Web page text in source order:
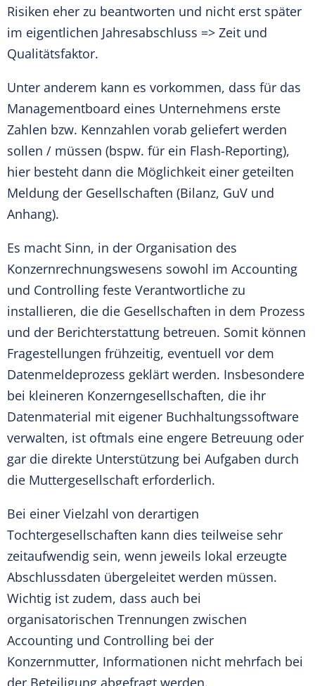
Risiken eher zu beantworten und nicht erst später
im eigentlichen Jahresabschluss => Zeit und
Qualitätsfaktor.
Unter anderem kann es vorkommen, dass für das
Managementboard eines Unternehmens erste
Zahlen bzw. Kennzahlen vorab geliefert werden
sollen / müssen (bspw. für ein Flash-Reporting),
hier besteht dann die Möglichkeit einer geteilten
Meldung der Gesellschaften (Bilanz, GuV und
Anhang).
Es macht Sinn, in der Organisation des
Konzernrechnungswesens sowohl im Accounting
und Controlling feste Verantwortliche zu
installieren, die die Gesellschaften in dem Prozess
und der Berichterstattung betreuen. Somit können
Fragestellungen frühzeitig, eventuell vor dem
Datenmeldeprozess geklärt werden. Insbesondere
bei kleineren Konzerngesellschaften, die ihr
Datenmaterial mit eigener Buchhaltungssoftware
verwalten, ist oftmals eine engere Betreuung oder
gar die direkte Unterstützung bei Aufgaben durch
die Muttergesellschaft erforderlich.
Bei einer Vielzahl von derartigen
Tochtergesellschaften kann dies teilweise sehr
zeitaufwendig sein, wenn jeweils lokal erzeugte
Abschlussdaten übergeleitet werden müssen.
Wichtig ist zudem, dass auch bei
organisatorischen Trennungen zwischen
Accounting und Controlling bei der
Konzernmutter, Informationen nicht mehrfach bei